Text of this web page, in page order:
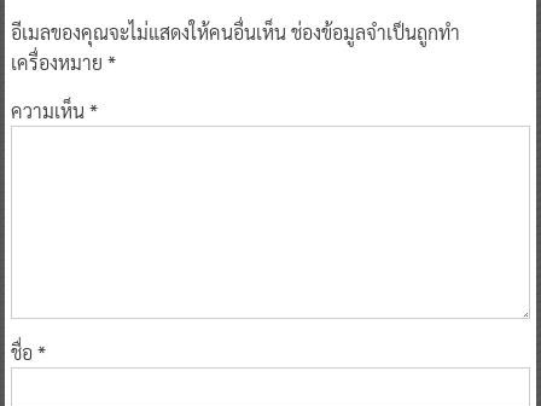
อีเมลของคุณจะไม่แสดงให้คนอื่นเห็นช่องข้อมูลจำเป็นถูกทำ
เครื่องหมาย *
ความเห็น*
ชื่อ *